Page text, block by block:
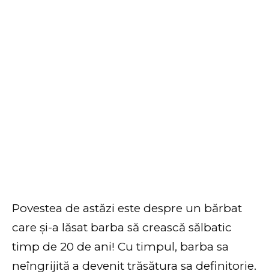
Povestea de astăzi este despre un bărbat
care și-a lăsat barba să crească sălbatic
timp de 20 de ani! Cu timpul, barba sa
neîngrijită a devenit trăsătura sa definitorie.